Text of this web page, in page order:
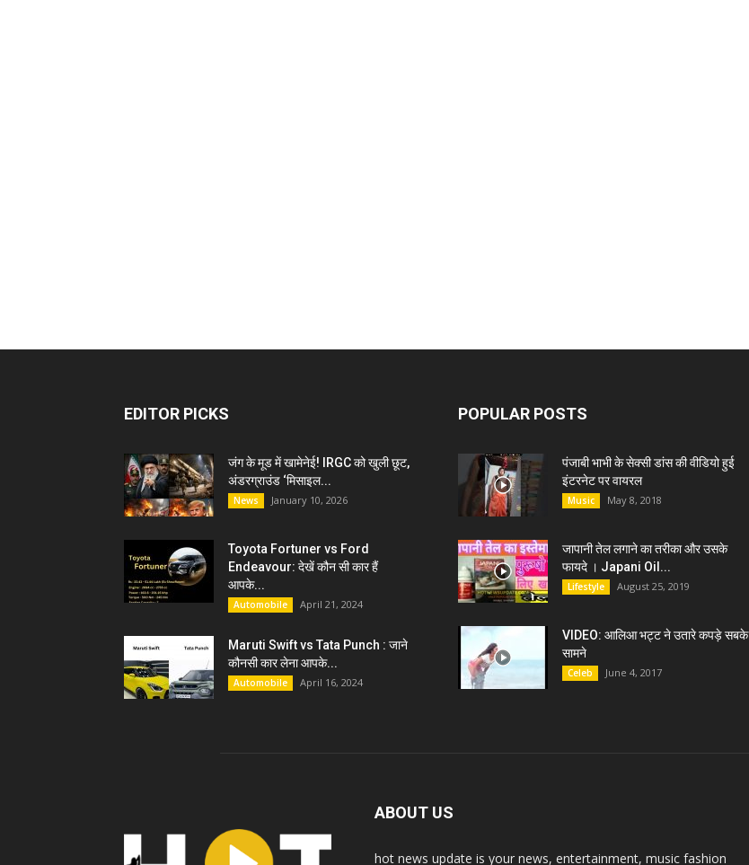
EDITOR PICKS
जंग के मूड में खामेनेई! IRGC को खुली छूट,
अंडरग्राउंड ‘मिसाइल...
News January 10, 2026
Toyota Fortuner vs Ford
Endeavour: देखें कौन सी कार हैं
आपके...
Automobile April 21, 2024
Maruti Swift vs Tata Punch : जाने
कौनसी कार लेना आपके...
Automobile April 16, 2024
POPULAR POSTS
पंजाबी भाभी के सेक्सी डांस की वीडियो हुई
इंटरनेट पर वायरल
Music May 8, 2018
जापानी तेल लगाने का तरीका और उसके
फायदे । Japani Oil...
Lifestyle August 25, 2019
VIDEO: आलिआ भट्ट ने उतारे कपड़े सबके
सामने
Celeb June 4, 2017
ABOUT US
hot news update is your news, entertainment, music fashion